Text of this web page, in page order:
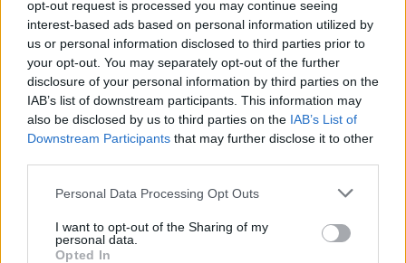
opt-out request is processed you may continue seeing
interest-based ads based on personal information utilized by
us or personal information disclosed to third parties prior to
your opt-out. You may separately opt-out of the further
disclosure of your personal information by third parties on the
IAB’s list of downstream participants. This information may
also be disclosed by us to third parties on the IAB’s List of
Downstream Participants that may further disclose it to other
Personal Data Processing Opt Outs
I want to opt-out of the Sharing of my
personal data.
Opted In
Θάνατος από καρκίνο του εντέρου: Η
διατροφή που μειώνει κατά 70% τον
κίνδυνο
Ο καρκίνος του παχέος εντέρου είναι ο συχνότερος
καρκίνος του πεπτικού συστήματος, ο τρίτος